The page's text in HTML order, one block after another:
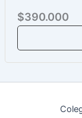
$390.000